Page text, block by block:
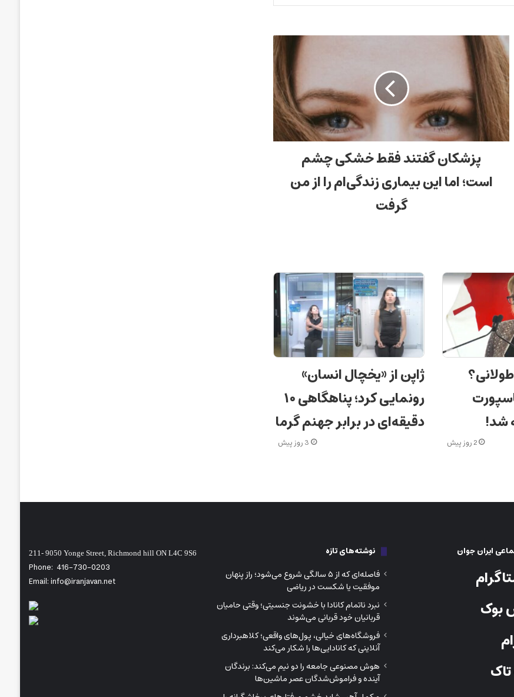
پزشکان گفتند فقط خشکی چشم
است؛ اما این بیماری زندگی‌ام را از من
گرفت
2 روز پیش
ژاپن از «یخچال انسان»
رونمایی کرد؛ پناهگاهی ۱۰
دقیقه‌ای در برابر جهنم گرما
3 روز پیش
ایران جوان نوشته‌های تازه
فاصله‌ای که از ۵ سالگی شروع می‌شود؛ راز پنهان
موفقیت یا شکست در ریاضی
نبرد ناتمام کانادا با خشونت جنسیتی؛ وقتی حامیان
قربانیان خود قربانی می‌شوند
فروشگاه‌های خیالی، پول‌های واقعی؛ کلاهبرداری
آنلاینی که کانادایی‌ها را شکار می‌کند
هوش مصنوعی جامعه را دو نیم می‌کند: برندگان
آینده و فراموش‌شدگان عصر ماشین‌ها
211- 9050 Yonge Street, Richmond hill ON L4C 9S6
Phone: 416-730-0203
Email: info@iranjavan.net